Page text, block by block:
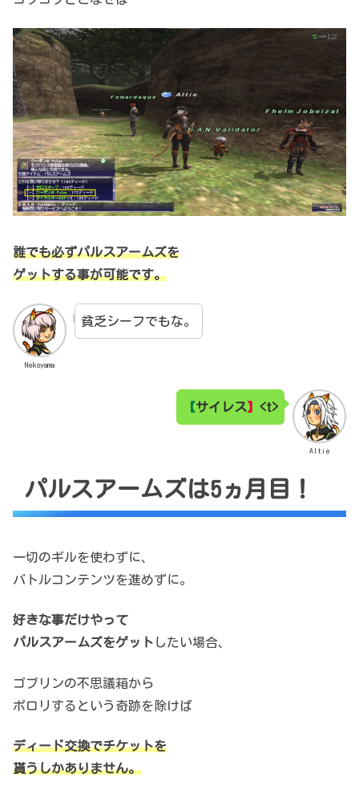
誰でも必ずパルスアームズを
ゲットする事が可能です。
Nekoyama
貧乏シーフでもな。
Altie
【サイレス】<t>
パルスアームズは5ヵ月目！
一切のギルを使わずに、
バトルコンテンツを進めずに。
好きな事だけやって
パルスアームズをゲット したい場合、
ゴブリンの不思議箱から
ポロリするという奇跡を除けば
ディード交換でチケットを
貰うしかありません。